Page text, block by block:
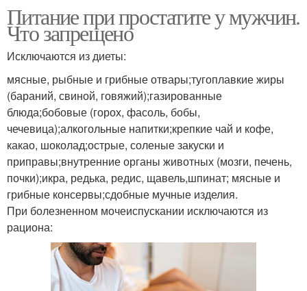
Питание при простатите у мужчин.
Что запрещено
Исключаются из диеты:
мясные, рыбные и грибные отвары;тугоплавкие жиры
(бараний, свиной, говяжий);газированные
блюда;бобовые (горох, фасоль, бобы,
чечевица);алкогольные напитки;крепкие чай и кофе,
какао, шоколад;острые, соленые закуски и
приправы;внутренние органы животных (мозги, печень,
почки);икра, редька, редис, щавель,шпинат; мясные и
грибные консервы;сдобные мучные изделия.
При болезненном мочеиспускании исключаются из
рациона: